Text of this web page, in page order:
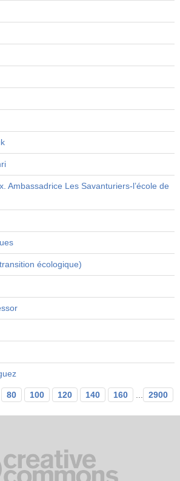
Ambassadrice Les Savanturiers-l’école de
écologique)
80 100 120 140 160 ... 2900